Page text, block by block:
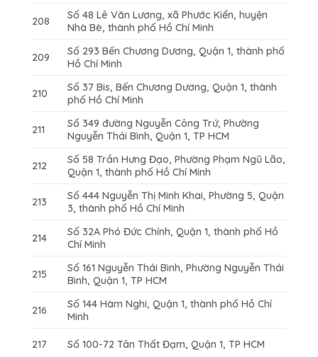
208
Số 48 Lê Văn Lương, xã Phước Kiển, huyện
Nhà Bè, thành phố Hồ Chí Minh
209
Số 293 Bến Chương Dương, Quận 1, thành phố
Hồ Chí Minh
210
Số 37 Bis, Bến Chương Dương, Quận 1, thành
phố Hồ Chí Minh
211
Số 349 đường Nguyễn Công Trứ, Phường
Nguyễn Thái Bình, Quận 1, TP HCM
212
Số 58 Trần Hưng Đạo, Phường Phạm Ngũ Lão,
Quận 1, thành phố Hồ Chí Minh
213
Số 444 Nguyễn Thị Minh Khai, Phường 5, Quận
3, thành phố Hồ Chí Minh
214
Số 32A Phó Đức Chính, Quận 1, thành phố Hồ
Chí Minh
215
Số 161 Nguyễn Thái Bình, Phường Nguyễn Thái
Bình, Quận 1, TP HCM
216
Số 144 Hàm Nghi, Quận 1, thành phố Hồ Chí
Minh
217 Số 100-72 Tân Thất Đạm, Quận 1, TP HCM